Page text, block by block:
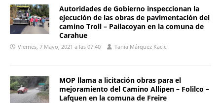
Autoridades de Gobierno inspeccionan la
ejecución de las obras de pavimentación del
camino Troll – Pailacoyan en la comuna de
Carahue
Viernes, 7 Mayo, 2021 a las 07:40 Tania Márquez Kacic
MOP llama a licitación obras para el
mejoramiento del Camino Allipen – Folilco –
Lafquen en la comuna de Freire